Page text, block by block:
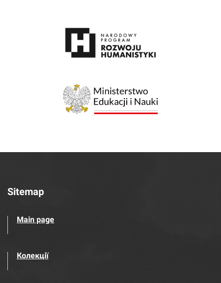
Sitemap
Main page
Колекції